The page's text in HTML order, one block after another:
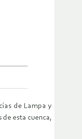
de Lampa y
esta cuenca,